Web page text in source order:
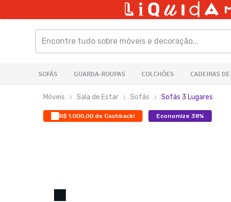
Móveis Sala de Estar Sofás Sofás 3 Lugares
R$ 1.000,00 de Cashback! Economize 38%